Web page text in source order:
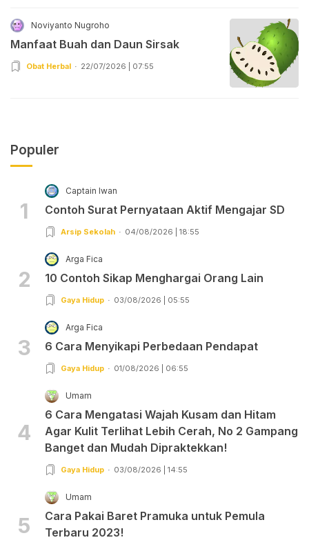
Noviyanto Nugroho
Manfaat Buah dan Daun Sirsak
Obat Herbal 22/07/2026 | 07:55
Populer
1
Captain Iwan
Contoh Surat Pernyataan Aktif Mengajar SD
Arsip Sekolah 04/08/2026 | 18:55
2
Arga Fica
10 Contoh Sikap Menghargai Orang Lain
Gaya Hidup 03/08/2026 | 05:55
3
Arga Fica
6 Cara Menyikapi Perbedaan Pendapat
Gaya Hidup 01/08/2026 | 06:55
4
Umam
6 Cara Mengatasi Wajah Kusam dan Hitam
Agar Kulit Terlihat Lebih Cerah, No 2 Gampang
Banget dan Mudah Dipraktekkan!
Gaya Hidup 03/08/2026 | 14:55
5
Umam
Cara Pakai Baret Pramuka untuk Pemula
Terbaru 2023!